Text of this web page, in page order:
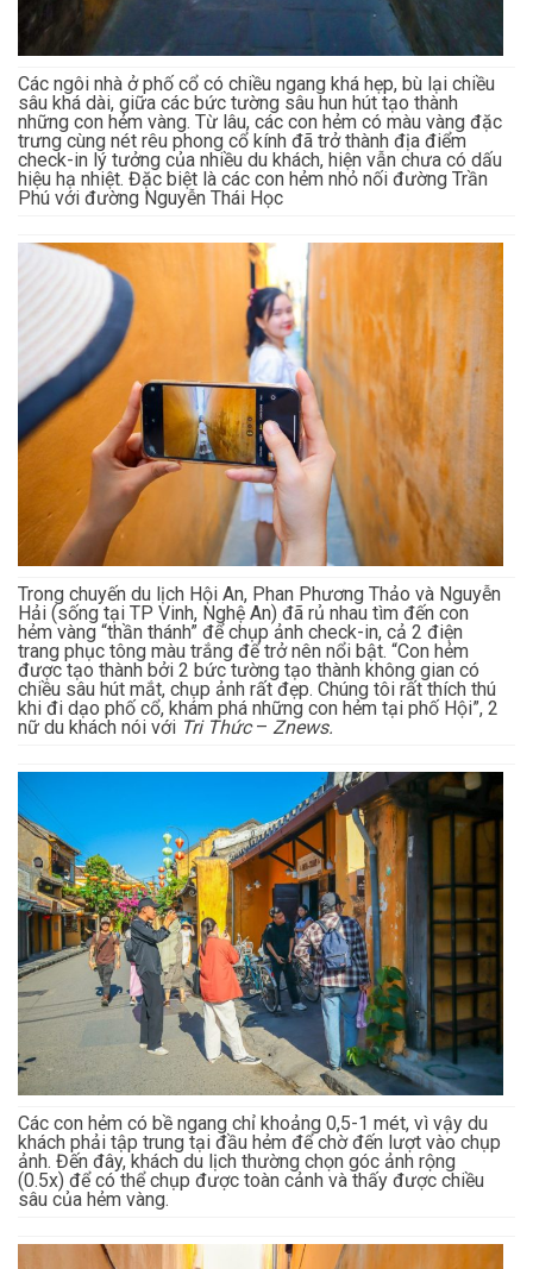
Các ngôi nhà ở phố cổ có chiều ngang khá hẹp, bù lại chiều
sâu khá dài, giữa các bức tường sâu hun hút tạo thành
những con hẻm vàng. Từ lâu, các con hẻm có màu vàng đặc
trưng cùng nét rêu phong cổ kính đã trở thành địa điểm
check-in lý tưởng của nhiều du khách, hiện vẫn chưa có dấu
hiệu hạ nhiệt. Đặc biệt là các con hẻm nhỏ nối đường Trần
Phú với đường Nguyễn Thái Học
Trong chuyến du lịch Hội An, Phan Phương Thảo và Nguyễn
Hải (sống tại TP Vinh, Nghệ An) đã rủ nhau tìm đến con
hẻm vàng “thần thánh” để chụp ảnh check-in, cả 2 điện
trang phục tông màu trắng để trở nên nổi bật. “Con hẻm
được tạo thành bởi 2 bức tường tạo thành không gian có
chiều sâu hút mắt, chụp ảnh rất đẹp. Chúng tôi rất thích thú
khi đi dạo phố cổ, khám phá những con hẻm tại phố Hội”, 2
nữ du khách nói với Tri Thức– Znews.
Các con hẻm có bề ngang chỉ khoảng 0,5-1 mét, vì vậy du
khách phải tập trung tại đầu hẻm để chờ đến lượt vào chụp
ảnh. Đến đây, khách du lịch thường chọn góc ảnh rộng
(0.5x) để có thể chụp được toàn cảnh và thấy được chiều
sâu của hẻm vàng.